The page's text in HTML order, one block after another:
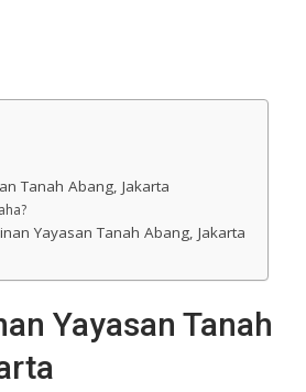
Tanah Abang, Jakarta
Yayasan Tanah Abang, Jakarta
Yayasan Tanah